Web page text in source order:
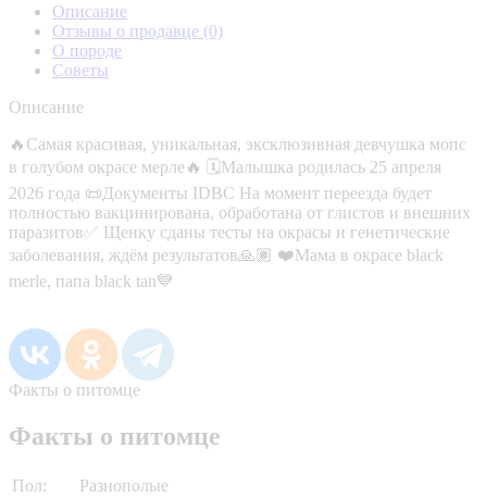
Описание
Отзывы о продавце (0)
О породе
Советы
Описание
🔥Самая красивая, уникальная, эксклюзивная девчушка мопс
в голубом окрасе мерле🔥 🗓️Малышка родилась 25 апреля
2026 года 📜Документы IDBC На момент переезда будет
полностью вакцинирована, обработана от глистов и внешних
паразитов✅ Щенку сданы тесты на окрасы и генетические
заболевания, ждём результатов🙏🏽 ❤️Мама в окрасе black
merle, папа black tan💙
Факты о питомце
Факты о питомце
Пол:
Разнополые